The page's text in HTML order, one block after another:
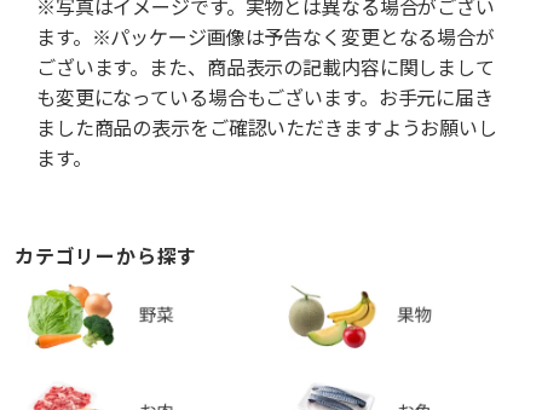
※写真はイメージです。実物とは異なる場合がござい
ます。※パッケージ画像は予告なく変更となる場合が
ございます。また、商品表示の記載内容に関しまして
も変更になっている場合もございます。お手元に届き
ました商品の表示をご確認いただきますようお願いし
ます。
カテゴリーから探す